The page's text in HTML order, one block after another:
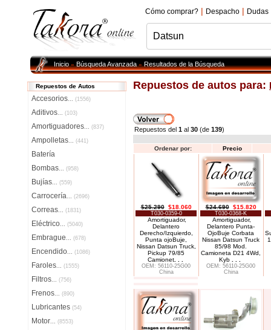
Cómo comprar? | Despacho | Dudas
Inicio»Búsqueda Avanzada»Resultados de la Búsqueda
Repuestos de Autos
Accesorios... (1556)
Aditivos... (103)
Amortiguadores... (837)
Ampolletas... (441)
Batería
Bombas... (958)
Bujías... (559)
Carrocería... (2696)
Correas... (1831)
Eléctrico... (5040)
Embrague... (678)
Encendido... (1086)
Faroles... (1555)
Filtros... (756)
Frenos... (890)
Lubricantes (54)
Motor... (8553)
Repuestos de autos para:
Repuestos del 1 al 30 (de 139)
Ordenar por: Precio
$25.290 $18.060
T030-0359-0
Amortiguador,
Delantero
Derecho/Izquierdo,
Punta ojoBuje,
Nissan Datsun Truck,
Pickup 79/85
Camionet. . .
OEM: 56110-25G00
China
$24.690 $15.820
T030-0368-K
Amortiguador,
Delantero Punta-
OjoBuje Corbata
Nissan Datsun Truck
85/98 Mod.
Camioneta D21 4Wd,
Kyb
OEM: 56110-25G00
China